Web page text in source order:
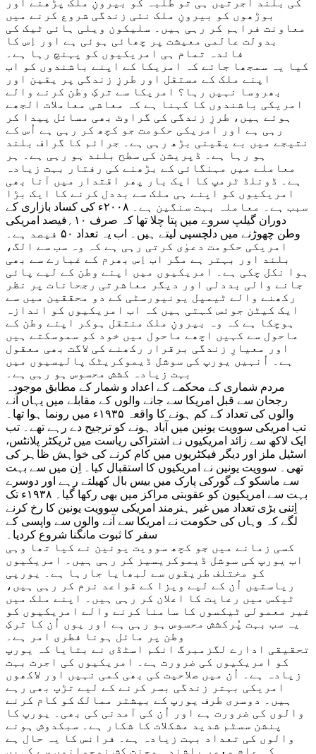
بوڑھوں کو بیرونِ ملک نئی زندگی شروع کرنے میں
معاونت فراہم کر رہی ہیں۔ سلیکون ویلی ہائی ٹیک کی
بدولت عالمی معیشت پر چھائی ہوئی ہے اور اِس کا
فائدہ تمام ہی امریکیوں کو پہنچ رہا ہے۔
کیا یہ سمجھا جائے کہ امریکا کے اپنے باشندوں کو اب
اپنے ملک کے مستقل اور طرزِ زندگی پر یقین اور
بھروسا نہیں رہا؟ امریکا سے ترکِ وطن کرنے والے
امریکی باشندوں کا کہنا ہے کہ معاشی معاملات الجھے
ہوئے ہیں، طرزِ زندگی کی گراوٹ بھی مسائل پیدا کر
رہی ہے اور امریکی حکومت جو کچھ کر رہی ہے اُس کے
نتیجے میں بے یقینی بڑھ رہی ہے۔ جرائم کا گراف بلند
ہو رہا ہے۔ ڈپریشن کی سطح بلند ہو رہی ہے۔ ہر
معاملے میں مہنگائی کے بڑھنے کی رفتار بہت زیادہ
ہے۔ ڈونلڈ ٹرمپ کا ایک بار پھر اقتدار میں آنا بھی
امریکیوں کو اپنے ہی ملک سے بددل کرنے کا ایک بڑا
سبب ہے۔ معاملہ بہت سنگین ہے۔ ۲۰۰۸ء کی کساد بازاری کے
دوران گیلپ سروے میں پتا چلا تھا کہ صرف ۱۰؍فیصد امریکی
وطن چھوڑنے میں دلچسپی لیتے ہیں۔ اب یہ تعداد ۵۰ فیصد ہے۔
امریکی حکومت دعوٰی کرتی رہی ہے کہ وہ سب سے الگ،
بلند اور بہتر ہے مگر اب اِس بھرم کے غبارے سے بھی
ہوا نکل چکی ہے۔ امریکیوں میں اپنے وطن کے لیے پائی
جانے والی بددلی اور دیگر معاشرتی رجحانات پر نظر
رکھنے والے ٹیمپل یونیورسٹی کے دو محققین میں سے
ایک کیٹن جوئس کہتی ہیں کہ اب امریکیوں کو اندازہ
ہوچکا ہے کہ وہ بیرونِ ملک منتقل ہوکر اپنے وطن کے
ماحول سے کہیں اچھے ماحول میں خود کو سموسکتے ہیں
اور معیارِ زندگی برقرار رکھنے کی لاگت بھی معقول
ہے۔ اُنہیں یورپ کی سوشل ڈیموکریٹک پالیسیوں میں
بہت زیادہ کشش محسوس ہو رہی ہے۔
مردم شماری کے محکمے کے اعداد و شمار کے مطابق موجودہ
رجحان سے قبل امریکا سے جانے والوں کے مقابلے میں یہاں آنے
والوں کی تعداد کے کم ہونے کا واقعہ ۱۹۳۵ء میں رونما ہوا تھا۔
تب امریکی سوویت یونین میں آباد ہونے کو ترجیح دے رہے تھے۔ تب
ایک لاکھ سے زائد امریکیوں نے اشتراکی ریاست میں ٹریکٹر پلانٹس،
اسٹیل ملز اور دیگر فیکٹریوں میں کام کرنے کی خواہش ظاہر کی
تھی۔ سوویت یونین نے امریکیوں کا استقبال کیا۔ اِن میں سے بہت
سے ماسکو کے گورکی پارک میں بیس بال کھیلتے رہے اور دوسرے
بہت سے امریکیون کو عقوبتی مراکز میں بھی رکھا گیا۔ ۱۹۳۸ء تک
اِتنی بڑی تعداد میں غیر ہنرمند امریکی سوویت یونین کا رخ کرنے
لگے کہ وہاں کی حکومت نے امریکا سے آنے والوں سے واپسی کے
سفر کا ثبوت مانگنا شروع کردیا۔
کسی زمانے میں جو کچھ سوویت یونین نے کیا تھا وہی
اب یورپ کی سوشل ڈیموکریسیز کر رہی ہیں۔ امریکیوں
کو مختلف طریقوں سے لبھایا جارہا ہے۔ یورپی
ریاستیں اُن کے لیے ویزا کے قواعد نرم کر رہی ہیں،
ٹیکس میں رعایت کا اعلان کر رہی ہیں۔ اپنے ملک میں
غیر معمولی ٹیکسوں کا سامنا کرنے والے امریکیوں کو
یہ سب بہت پُرکشش محسوس ہو رہی ہے اور یوں اُن کا ترکِ
وطن پر مائل ہونا فطری امر ہے۔
تحقیقی ادارے لگزمبرگ انکم اسٹڈی نے بتایا کہ یورپ
کو امریکیوں کی ضرورت ہے۔ امریکیوں کی اجرت بہت
زیادہ ہے۔ اُن میں صلاحیت کی بھی کمی نہیں اور لاکھوں
امریکی بہتر زندگی بسر کرنے کے لیے تڑپ بھی رہے
ہیں۔ دوسری طرف یورپ کے بیشتر ممالک کو کام کرنے
والوں کی ضرورت ہے اور اُن کی آمدنی کی بھی۔ یورپ کا
پنشن سسٹم شدید مشکلات کا شکار ہے۔ سبکدوش ہونے
والوں کی تعداد بہت زیادہ ہے۔ فرانس کا یہ حال ہے
کہ عام معمر باشندہ محنت کش نوجوانوں سے کہیں